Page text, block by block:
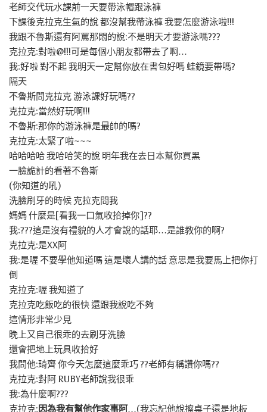
老師交代玩水課前一天要帶泳帽跟泳褲
下課後克拉克生氣的說 都沒幫我帶泳褲 我要怎麼游泳啦!!!
我跟不魯斯還有阿罵那悶的說:不是明天才要游泳嗎???
克拉克:對啦@!!!可是每個小朋友都帶去了啊…
我:好啦 對不起 我明天一定幫你放在書包好嗎 蛙鏡要帶嗎?
隔天
不魯斯問克拉克 游泳課好玩嗎??
克拉克:當然好玩啊!!!
不魯斯:那你的游泳褲是最帥的嗎?
克拉克:太緊了啦~~~
哈哈哈哈 我哈哈笑的說 明年我在去日本幫你買黑
一臉詭計的看著不魯斯
(你知道的吼)
洗臉刷牙的時候 克拉克問我
媽媽 什麼是[看我一口氣收拾掉你]??
我:???這是沒有禮貌的人才會說的話耶…是誰教你的啊?
克拉克:是XX阿
我:是喔 不要學他知道嗎 這是壞人講的話 意思是我要馬上把你打
倒
克拉克:喔 我知道了
克拉克吃飯吃的很快 還跟我說吃不夠
這情形非常少見
晚上又自己很乖的去刷牙洗臉
還會把地上玩具收拾好
我問他:琦齊 你今天怎麼這麼乖巧 ??老師有稱讚你嗎??
克拉克:對阿 RUBY老師說我很乖
我:為什麼啊???
克拉克: 因為我有幫他作家事阿 …(我忘記他說擦桌子還是地板